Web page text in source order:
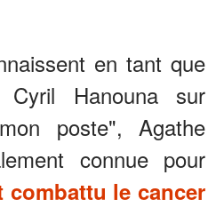
en tant que
Cyril Hanouna sur
poste", Agathe
connue pour
combattu le cancer